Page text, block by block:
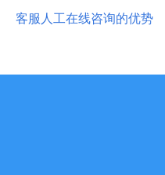
客服人工在线咨询的优势